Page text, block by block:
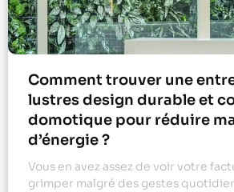
Comment trouver une
lustres design durable et
domotique pour réduire
d’énergie ?
Vous en avez assez de voir votre
grimper malgré des gestes